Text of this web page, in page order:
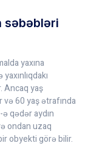
səbəbləri
yaxına
Ancaq yaş
və 60 yaş ətrafında
qədər aydın
ondan uzaq
obyekti görə bilir.